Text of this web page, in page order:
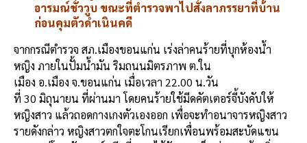
o
k
k
อารมณ์ชั่ววูบ ขณะที่ตำรวจพาไปสั่งลาภรรยาที่บ้าน
ก่อนคุมตัวดำเนินคดี
จากกรณีตำรวจ สภ.เมืองขอนแก่น เร่งล่าคนร้ายที่บุกห้องน้ำ
หญิง ภายในปั้มน้ำมัน ริมถนนมิตรภาพ ต.ใน
เมือง อ.เมือง จ.ขอนแก่น เมื่อเวลา 22.00 น.วัน
ที่ 30 มิถุนายน ที่ผ่านมา โดยคนร้ายใช้มีดคัตเตอร์จี้บังคับให้
หญิงสาว แล้วถอดกางเกงตัวเองออก เพื่อจะทำอนาจารหญิงสาว
รายดังกล่าว หญิงสาวตกใจตะโกนเรียกเพื่อนพร้อมสะบัดแขน